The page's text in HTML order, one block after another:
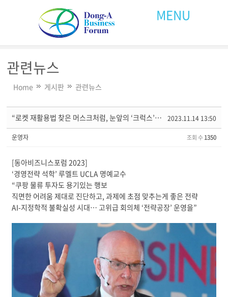
MENU
관련뉴스
Home 게시판 관련뉴스
“로켓 재활용법 찾은 머스크처럼, 눈앞의 ‘크럭스’부터 돌파해야” 2023.11.14 13:50
운영자 조회 수 1350
[동아비즈니스포럼 2023]
‘경영전략 석학’ 루멜트 UCLA 명예교수
“쿠팡 물류 투자도 용기있는 행보
직면한 어려움 제대로 진단하고, 과제에 초점 맞추는게 좋은 전략
AI-지정학적 불확실성 시대… 고위급 회의체 ‘전략공장’ 운영을”